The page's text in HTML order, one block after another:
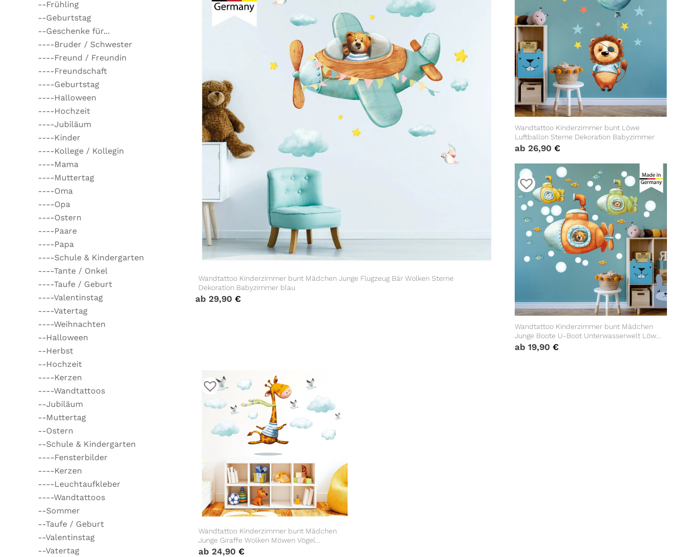
--Frühling
--Geburtstag
--Geschenke für...
----Bruder / Schwester
----Freund / Freundin
----Freundschaft
----Geburtstag
----Halloween
----Hochzeit
----Jubiläum
----Kinder
----Kollege / Kollegin
----Mama
----Muttertag
----Oma
----Opa
----Ostern
----Paare
----Papa
----Schule & Kindergarten
----Tante / Onkel
----Taufe / Geburt
----Valentinstag
----Vatertag
----Weihnachten
--Halloween
--Herbst
--Hochzeit
----Kerzen
----Wandtattoos
--Jubiläum
--Muttertag
--Ostern
--Schule & Kindergarten
----Fensterbilder
----Kerzen
----Leuchtaufkleber
----Wandtattoos
--Sommer
--Taufe / Geburt
--Valentinstag
--Vatertag
Wandtattoo Kinderzimmer bunt Mädchen Junge Flugzeug Bär Wolken Sterne
Dekoration Babyzimmer blau
ab 29,90 €
Wandtattoo Kinderzimmer bunt Löwe
Luftballon Sterne Dekoration Babyzimmer
ab 26,90 €
Wandtattoo Kinderzimmer bunt Mädchen
Junge Boote U-Boot Unterwasserwelt Löwe
Eisbär Fische Dekoration Babyzimmer blau
ab 19,90 €
Wandtattoo Kinderzimmer bunt Mädchen
Junge Giraffe Wolken Möwen Vögel
Dekoration Babyzimmer blau
ab 24,90 €